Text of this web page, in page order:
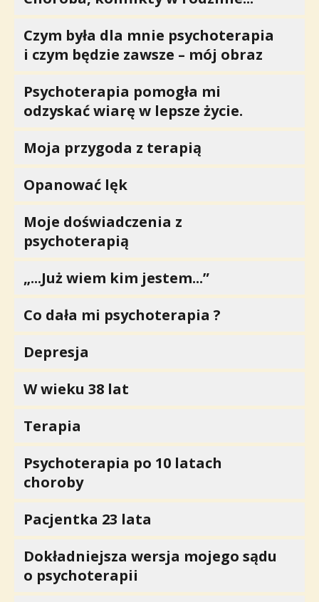
Czym była dla mnie psychoterapia
i czym będzie zawsze – mój obraz
Psychoterapia pomogła mi
odzyskać wiarę w lepsze życie.
Moja przygoda z terapią
Opanować lęk
Moje doświadczenia z
psychoterapią
„...Już wiem kim jestem...”
Co dała mi psychoterapia ?
Depresja
W wieku 38 lat
Terapia
Psychoterapia po 10 latach
choroby
Pacjentka 23 lata
Dokładniejsza wersja mojego sądu
o psychoterapii